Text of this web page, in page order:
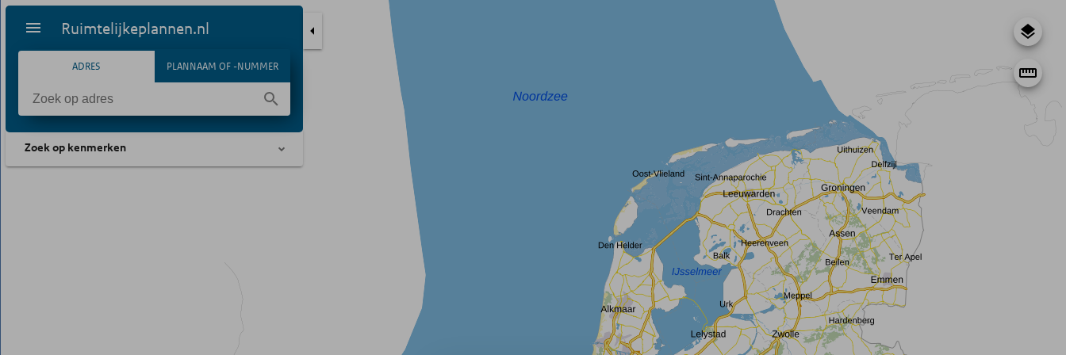
Ruimtelijkeplannen.nl
ADRES PLANNAAM OF -NUMMER
Zoek op kenmerken